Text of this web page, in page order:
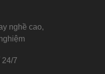
nghề cao,
7